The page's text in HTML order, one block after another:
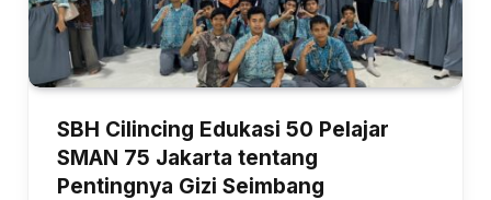
SBH Cilincing Edukasi 50 Pelajar
SMAN 75 Jakarta tentang
Pentingnya Gizi Seimbang